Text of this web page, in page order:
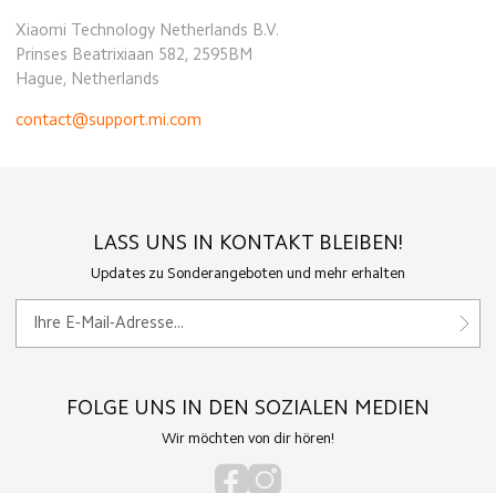
Xiaomi Technology Netherlands B.V.
Prinses Beatrixiaan 582, 2595BM
Hague, Netherlands
contact@support.mi.com
LASS UNS IN KONTAKT BLEIBEN!
Updates zu Sonderangeboten und mehr erhalten
FOLGE UNS IN DEN SOZIALEN MEDIEN
Wir möchten von dir hören!